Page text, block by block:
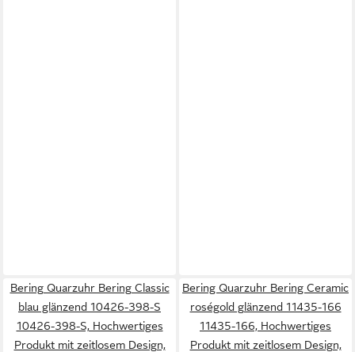
Bering Quarzuhr Bering Classic
blau glänzend 10426-398-S
10426-398-S, Hochwertiges
Produkt mit zeitlosem Design,
Bering Quarzuhr Bering Ceramic
roségold glänzend 11435-166
11435-166, Hochwertiges
Produkt mit zeitlosem Design,